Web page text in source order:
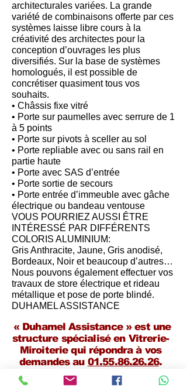
architecturales variées. La grande
variété de combinaisons offerte par ces
systèmes laisse libre cours à la
créativité des architectes pour la
conception d’ouvrages les plus
diversifiés. Sur la base de systèmes
homologués, il est possible de
concrétiser quasiment tous vos
souhaits.
• Châssis fixe vitré
• Porte sur paumelles avec serrure de 1
à 5 points
• Porte sur pivots à sceller au sol
• Porte repliable avec ou sans rail en
partie haute
• Porte avec SAS d’entrée
• Porte sortie de secours
• Porte entrée d’immeuble avec gâche
électrique ou bandeau ventouse
VOUS POURRIEZ AUSSI ÊTRE
INTÉRESSÉ PAR DIFFÉRENTS
COLORIS ALUMINIUM:
Gris Anthracite, Jaune, Gris anodisé,
Bordeaux, Noir et beaucoup d’autres…
Nous pouvons également effectuer vos
travaux de store électrique et rideau
métallique et pose de porte blindé.
DUHAMEL ASSISTANCE
« Duhamel Assistance » est une
structure spécialisé en Vitrerie-
Miroiterie qui répondra à vos
demandes au 01.55.86.26.26.